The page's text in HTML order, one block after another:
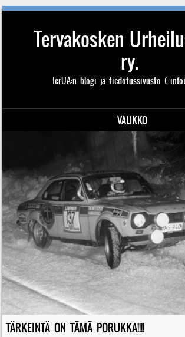
Tervakosken
ry.
TerUA:n blogi ja tiedotussivusto (
VALIKKO
TÄRKEINTÄ ON TÄMÄ PORUKKA!!!!